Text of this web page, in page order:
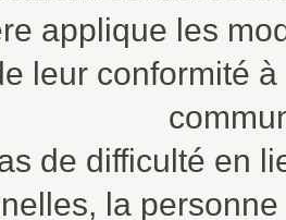
applique les
leur conformité
de difficulté en
la